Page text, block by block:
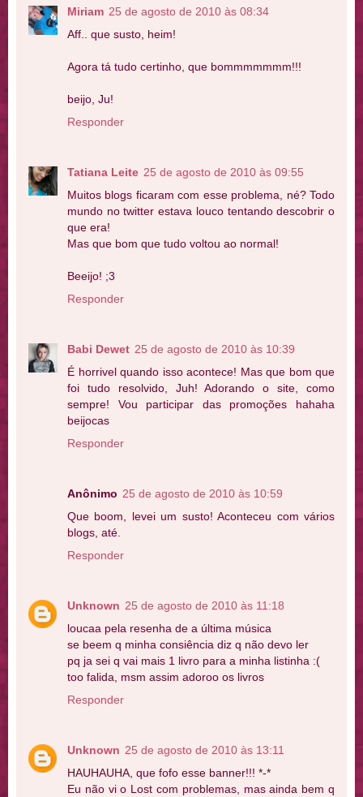
Miriam 25 de agosto de 2010 às 08:34
Aff.. que susto, heim!
Agora tá tudo certinho, que bommmmmmm!!!
beijo, Ju!
Responder
Tatiana Leite 25 de agosto de 2010 às 09:55
Muitos blogs ficaram com esse problema, né? Todo
mundo no twitter estava louco tentando descobrir o
que era!
Mas que bom que tudo voltou ao normal!
Beeijo! ;3
Responder
Babi Dewet 25 de agosto de 2010 às 10:39
É horrivel quando isso acontece! Mas que bom que
foi tudo resolvido, Juh! Adorando o site, como
sempre! Vou participar das promoções hahaha
beijocas
Responder
Anônimo 25 de agosto de 2010 às 10:59
Que boom, levei um susto! Aconteceu com vários
blogs, até.
Responder
Unknown 25 de agosto de 2010 às 11:18
loucaa pela resenha de a última música
se beem q minha consiência diz q não devo ler
pq ja sei q vai mais 1 livro para a minha listinha :(
too falida, msm assim adoroo os livros
Responder
Unknown 25 de agosto de 2010 às 13:11
HAUHAUHA, que fofo esse banner!!! *-*
Eu não vi o Lost com problemas, mas ainda bem q